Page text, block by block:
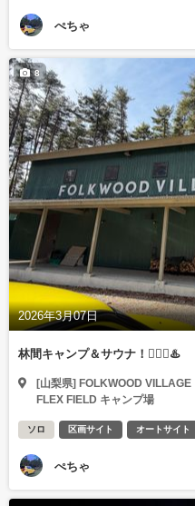
ぺちゃ
2026年3月07日
8
林間キャンプ＆サウナ！🧖🏻‍♀️♨️
[山梨県] FOLKWOOD
FLEX FIELD キャンプ場
ソロ 区画サイト オートサイト
ぺちゃ